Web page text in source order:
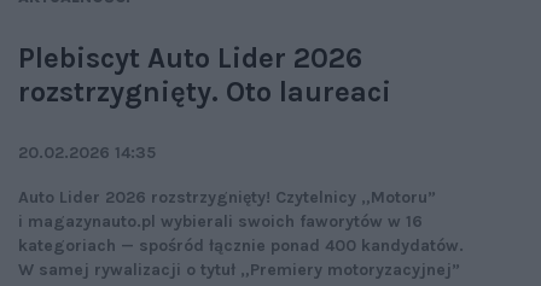
Plebiscyt Auto Lider 2026
rozstrzygnięty. Oto laureaci
20.02.2026 14:35
Auto Lider 2026 rozstrzygnięty! Czytelnicy „Motoru”
i magazynauto.pl wybierali swoich faworytów w 16
kategoriach — spośród łącznie ponad 400 kandydatów.
W samej rywalizacji o tytuł „Premiery motoryzacyjnej”